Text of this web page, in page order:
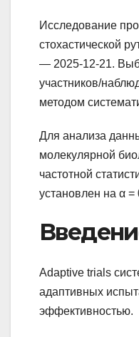
Исследование
стохастической
— 2025-12-21.
участников/
методом
Для анализа
молекулярной
частотной
установлен на α =
Adaptive trials
адаптивных
эффективностью.